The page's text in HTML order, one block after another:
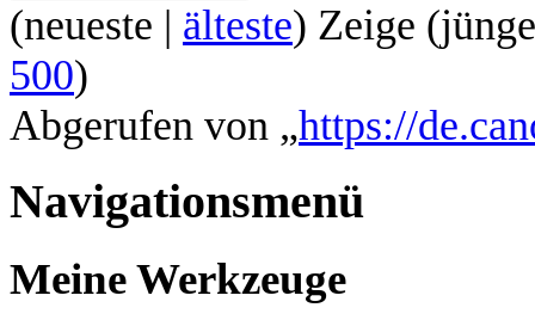
(neueste | älteste) Zeige (
500)
Abgerufen von „https://
Navigationsmenü
Meine Werkzeuge